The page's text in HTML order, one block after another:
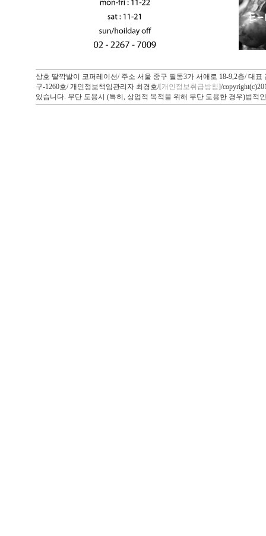
상호 딸깍발이 코퍼레이션/ 주소 서울 중구 필동3가 서애로 18-9,2층/ 대표
구-1260호/ 개인정보책임관리자 최경호/[개인정보취급방침]/
있습니다. 무단 도용시 (특히, 상업적 목적을 위해 무단 도용한 경우)법적